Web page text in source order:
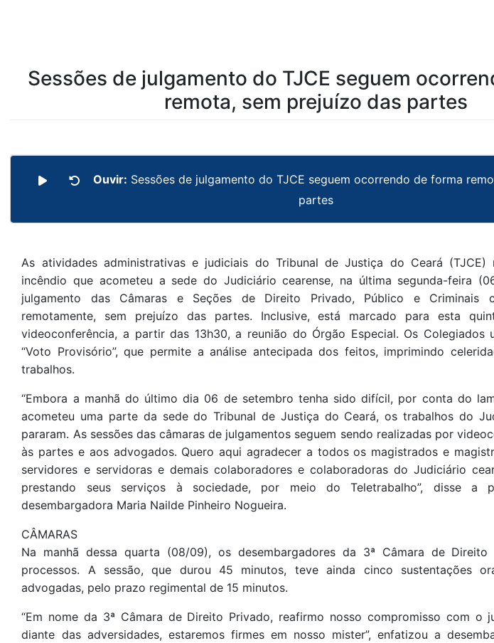
Sessões de julgamento do TJCE seguem
remota, sem prejuízo das partes
Ouvir: Sessões de julgamento do TJCE seguem ocorrendo de forma
partes
As atividades administrativas e judiciais do Tribunal de Justiça do Ceará (TJCE)
incêndio que acometeu a sede do Judiciário cearense, na última segunda-feira
julgamento das Câmaras e Seções de Direito Privado, Público e Criminais
remotamente, sem prejuízo das partes. Inclusive, está marcado para esta
videoconferência, a partir das 13h30, a reunião do Órgão Especial. Os Colegiados
“Voto Provisório”, que permite a análise antecipada dos feitos, imprimindo
trabalhos.
“Embora a manhã do último dia 06 de setembro tenha sido difícil, por conta do
acometeu uma parte da sede do Tribunal de Justiça do Ceará, os trabalhos do
pararam. As sessões das câmaras de julgamentos seguem sendo realizadas por
às partes e aos advogados. Quero aqui agradecer a todos os magistrados e
servidores e servidoras e demais colaboradores e colaboradoras do Judiciário
prestando seus serviços à sociedade, por meio do Teletrabalho”, disse a
desembargadora Maria Nailde Pinheiro Nogueira.
CÂMARAS
Na manhã dessa quarta (08/09), os desembargadores da 3ª Câmara de Direito
processos. A sessão, que durou 45 minutos, teve ainda cinco sustentações
advogadas, pelo prazo regimental de 15 minutos.
“Em nome da 3ª Câmara de Direito Privado, reafirmo nosso compromisso com o
diante das adversidades, estaremos firmes em nosso mister”, enfatizou a